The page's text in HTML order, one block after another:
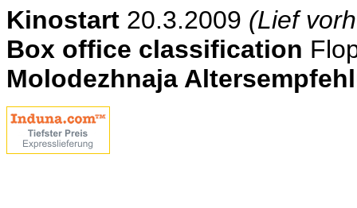
Kinostart 20.3.2009 (Lief
Box office classification
Molodezhnaja